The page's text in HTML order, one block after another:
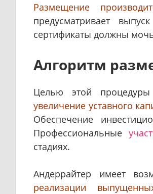
Размещение
предусматривает
сертификаты должны
Алгоритм
Целью этой процедуры
увеличение уставного
Обеспечение
Профессиональные
стадиях.
Андеррайтер имеет
реализации